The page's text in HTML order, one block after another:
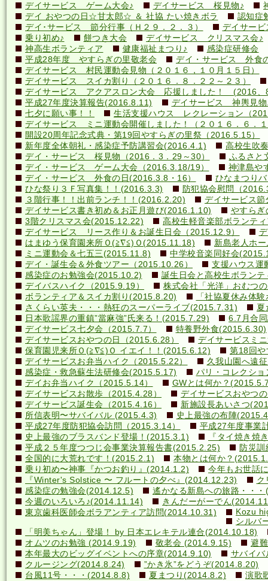
デイサービス ゲーム大会♪
デイサービス 桜見物♪
デイ おやつの日☆甘太郎☆ ＆ 社協 たい焼きボラ
認知症
デイ･サービス 節分行事（Ｈ２９．２．３）
デイサー
乗り初め♪
餅つき大会
デイサービス クリスマス会♪
神高生ボランティア
健康福祉まつり♪
感染症研修会
平成28年度 やすらぎの里敬老会
デイ・サービス 外食
デイサービス 村民運動会見物（２０１６，１０月１５日）
デイサービス スイカ割り（２０１６．８．２２～２３）
デイサービス アクアスロン大会 応援しました！ (2016、
平成27年度決算報告(2016.8.11)
デイサービス 神輿見物
七夕に願い事！！
生活支援ハウス レクレーション（
デイサービス ミニ運動会開催しました！（２０１６．６．
開設20周年記念式典・第19回やすらぎの里祭（2016.5.15）
新年度全体朝礼・感染症予防講習会(2016.4.1)
高校生吹
デイ・サービス 桜見物（2016．3．29～30）
ふるさと
デイ・サービス ゲーム大会（2016.3.18/19）
神津島や
デイ・サービス 外食の日(2016.3.8・16）
ひなまつり
ひな祭り３Ｆ写真集！！(2016.3.3)
防犯協会慰問（
３階行事！！出前ランチ！！(2016.2.20)
デイサービス
デイサービス書き初め＆お正月遊び(2016.1.10)
やすら
3階クリスマス会(2015.12.22)
高校生軽音楽部ボランテ
デイサービス リース作り＆お誕生日会（2015.12.9）
はまゆう保育園来所Ｏ(≧∇≦)Ｏ(2015.11.18)
新島老人ホ
ミニ運動会＆七五三(2015.11.8)
中学校音楽同好会
デイ・誕生会＆外食ツアー（2015.10.26）
支援ハウス運
感染症のお勉強会(2015.10.2)
誕生日会と高校生ボラン
デイバスハイク（2015.9.19）
株式会社「光洋」おむつ
ボランティア＆スイカ割り(2015.8.20)
「社協夏休み体
さくらい英夫・・・熱狂のスーパーライブ(2015.7.31)
夏
日本歌謡界の重鎮”當麻強”氏来る！(2015.7.29)
6.7月合
デイサービス七夕会（2015.7.7）
特養野外食(2015.6.30)
デイサービスおやつの日（2015.6.28）
デイサービスミ
保育園児来所Ｏ(≧∇≦)Ｏ イエイ！！(2015.6.12)
第18回
デイサービスお弁当ハイク（2015.5.22）
久我山園へ遠
感染症・救急蘇生法研修会(2015.5.17)
パリ・コレクシ
デイお弁当ハイク（2015.5.14）
GWとは何か？
デイサービスお散歩（2015.4.28）
デイサービスおやつ
デイサービス誕生会（2015.4.16）
新施設長あいさつ
所信表明〜サバイバル (2015.4.3)
史上最強の布陣
平成27年度防犯協会訪問（2015.3.14）
平成27年度事業
史上最強のブラスバンド登場！(2015.3.1)
『タイ焼き焼
平成２５年度つつじ会事業決算報告書(2015.2.25)
防災
全国的に大荒れです！(2015.2.1)
本物とは何か？
乗り初め〜神事『かつお釣り』(2014.1.2)
今年もお世話
『Winter's Solstice 〜 フルートの夕べ』(2014.12.23)
ク
感染症の勉強会(2014.12.5)
遙かなる新島への旅路・・
今週のいろいろ♪(2014.11.14)
きんだーがーでん
東京歯科医師会ボラアンティア訪問(2014.10.31)
Kozu
シルバ
「明美ちゃん」登場！ by 日本エレキテル連合(2014.10.18)
オムツのお勉強 (2014.9.19)
敬老会 (2014.9.15)
避
本年最大のビッグイベントへの序章(2014.9.10)
サバイ
クルージング(2014.8.24)
”かき氷”をどうぞ(2014.8.20)
台風11号・・・(2014.8.8)
夏まつり(2014.8.2)
演歌